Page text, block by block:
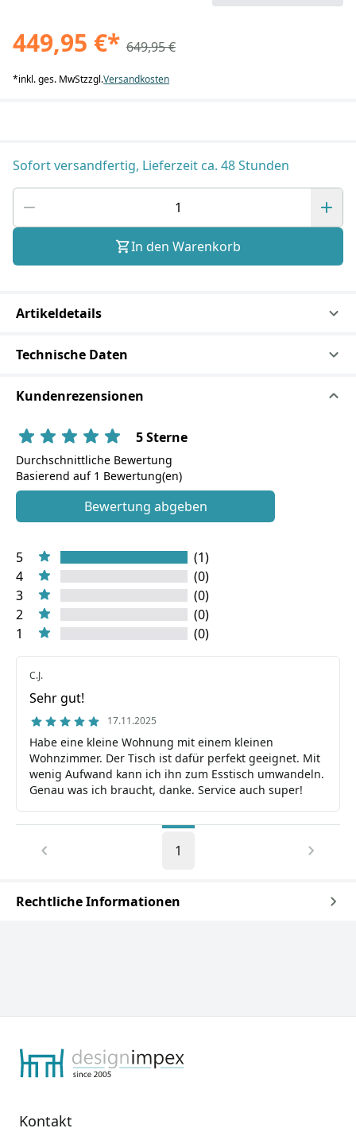
449,95 €* 649,95 €
*inkl. ges. MwStzzgl.Versandkosten
Sofort versandfertig, Lieferzeit ca. 48 Stunden
In den Warenkorb
Artikeldetails
Technische Daten
Kundenrezensionen
5 Sterne
Durchschnittliche Bewertung
Basierend auf 1 Bewertung(en)
Bewertung abgeben
5
(1)
4
(0)
3
(0)
2
(0)
1
(0)
C.J.
Sehr gut!
17.11.2025
Habe eine kleine Wohnung mit einem kleinen
Wohnzimmer. Der Tisch ist dafür perfekt geeignet. Mit
wenig Aufwand kann ich ihn zum Esstisch umwandeln.
Genau was ich braucht, danke. Service auch super!
1
Rechtliche Informationen
Kontakt